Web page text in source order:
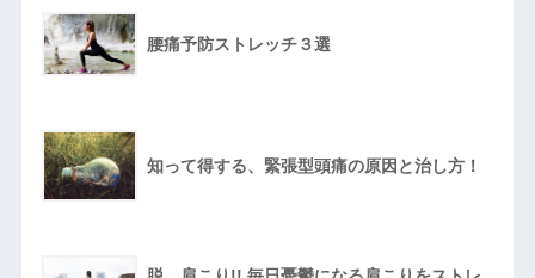
腰痛予防ストレッチ３選
知って得する、緊張型頭痛の原因と治し方！